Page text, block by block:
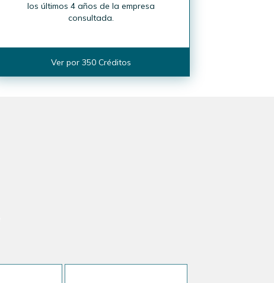
los últimos 4 años de la empresa
consultada.
Ver por 350 Créditos